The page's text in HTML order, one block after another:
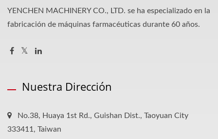
YENCHEN MACHINERY CO., LTD. se ha especializado en la
fabricación de máquinas farmacéuticas durante 60 años.
Nuestra Dirección
No.38, Huaya 1st Rd., Guishan Dist., Taoyuan City
333411, Taiwan